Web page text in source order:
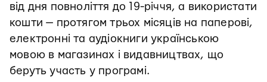
від дня повноліття до 19-річчя, а використати
кошти — протягом трьох місяців на паперові,
електронні та аудіокниги українською
мовою в магазинах і видавництвах, що
беруть участь у програмі.